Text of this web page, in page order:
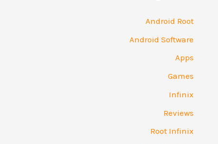
Android Root
Android Software
Apps
Games
Infinix
Reviews
Root Infinix